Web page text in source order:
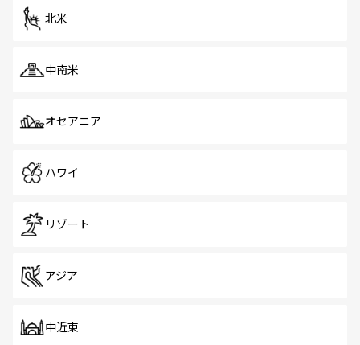
北米
中南米
オセアニア
ハワイ
リゾート
アジア
中近東